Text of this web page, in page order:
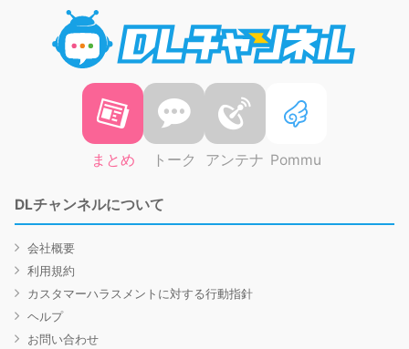
まとめ トーク アンテナ Pommu
DLチャンネルについて
会社概要
利用規約
カスタマーハラスメントに対する行動指針
ヘルプ
お問い合わせ